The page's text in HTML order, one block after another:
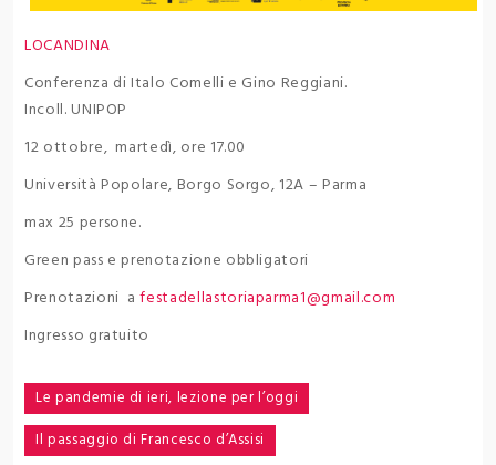
LOCANDINA
Conferenza di Italo Comelli e Gino Reggiani.
Incoll. UNIPOP
12 ottobre, martedì, ore 17.00
Università Popolare, Borgo Sorgo, 12A – Parma
max 25 persone.
Green pass e prenotazione obbligatori
Prenotazioni afestadellastoriaparma1@gmail.com
Ingresso gratuito
Navigazione
articoli
Le pandemie di ieri, lezione per l’oggi
Il passaggio di Francesco d’Assisi